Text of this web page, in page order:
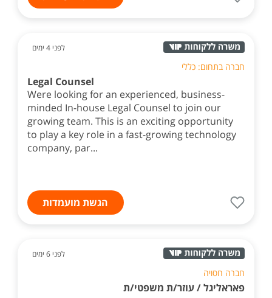
לפני 4 ימים
חברה בתחום: כללי
Legal Counsel
Were looking for an experienced, business-
minded In-house Legal Counsel to join our
growing team. This is an exciting opportunity
to play a key role in a fast-growing technology
company, par...
הגשת מועמדות
לפני 6 ימים
חברה חסויה
פאראליגל / עוזר/ת משפטי/ת